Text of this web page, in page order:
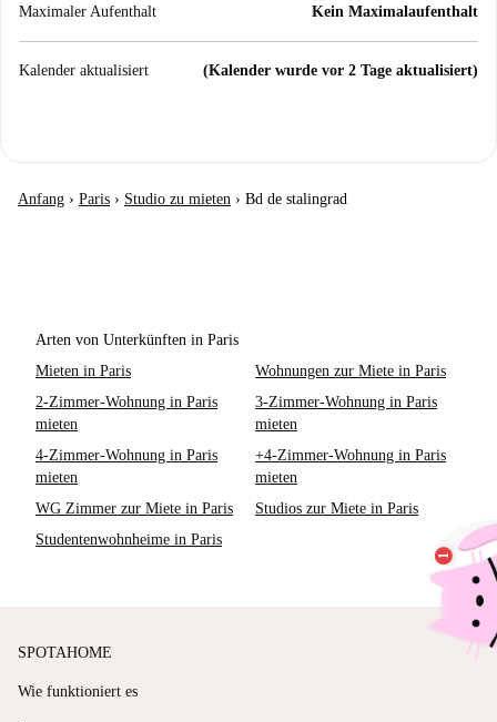
Maximaler Aufenthalt Kein Maximalaufenthalt
Kalender aktualisiert (Kalender wurde vor 2 Tage aktualisiert)
Anfang › Paris › Studio zu mieten › Bd de stalingrad
Arten von Unterkünften in Paris
Mieten in Paris
Wohnungen zur Miete in Paris
2-Zimmer-Wohnung in Paris
mieten
3-Zimmer-Wohnung in Paris
mieten
4-Zimmer-Wohnung in Paris
mieten
+4-Zimmer-Wohnung in Paris
mieten
WG Zimmer zur Miete in Paris
Studios zur Miete in Paris
Studentenwohnheime in Paris
SPOTAHOME
Wie funktioniert es